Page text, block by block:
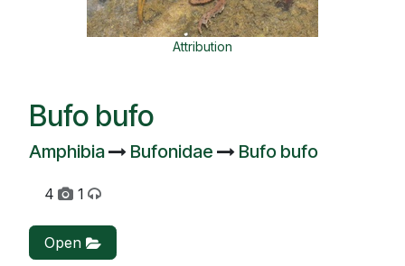
Attribution
Bufo bufo
Amphibia Bufonidae Bufo bufo
4 1
Open